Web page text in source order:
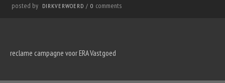
posted by DIRKVERWOERD / 0 comments
reclame campagne voor ERA Vastgoed